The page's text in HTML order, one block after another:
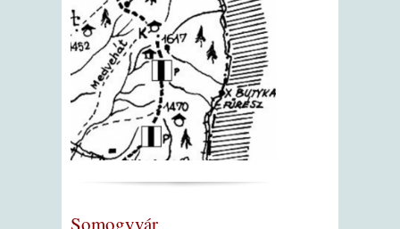
Somogyvár